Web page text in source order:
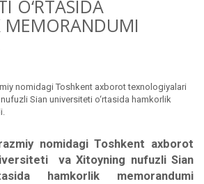
O‘RTASIDA
MEMORANDUMI
nomidagi Toshkent axborot texnologiyalari
Sian universiteti o‘rtasida hamkorlik
nomidagi Toshkent axborot
va Xitoyning nufuzli Sian
hamkorlik memorandumi